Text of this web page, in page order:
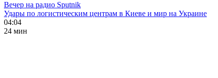
Вечер на радио Sputnik
Удары по логистическим центрам в Киеве и мир на Украине
04:04
24 мин